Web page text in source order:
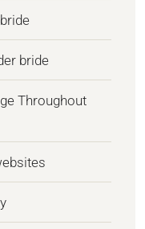
bride
Throughout